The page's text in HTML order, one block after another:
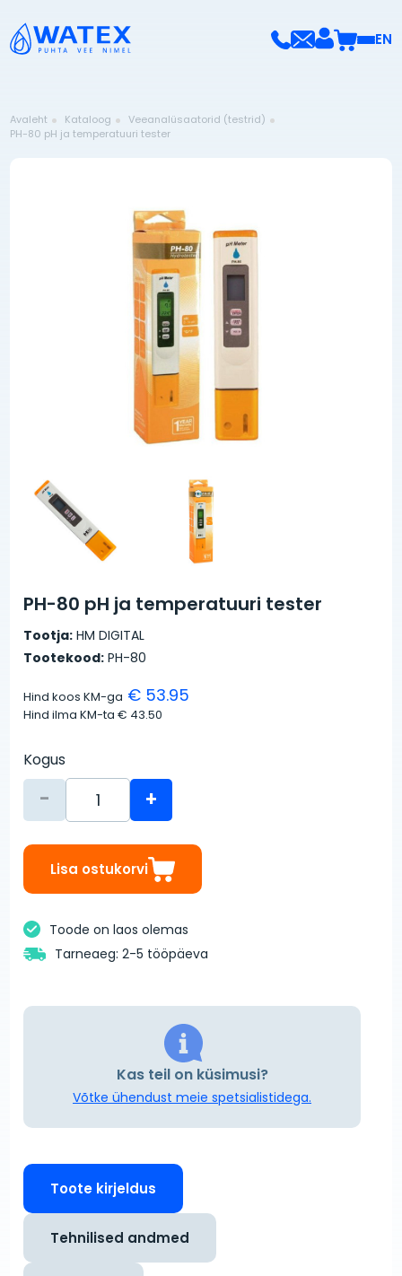
EN
Avaleht Kataloog
Veeanalüsaatorid (testrid)
PH-80 pH ja temperatuuri tester
PH-80 pH ja temperatuuri tester
Tootja: HM DIGITAL
Tootekood: PH-80
Hind koos KM-ga € 53.95
Hind ilma KM-ta€ 43.50
Kogus
- +
Lisa ostukorvi
Toode on laos olemas
Tarneaeg: 2-5 tööpäeva
Kas teil on küsimusi?
Võtke ühendust meie spetsialistidega.
Toote kirjeldus
Tehnilised andmed